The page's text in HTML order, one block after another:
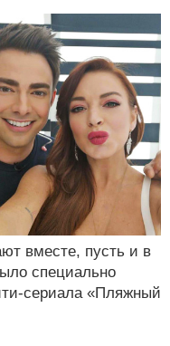
вместе, пусть и в
специально
сериала «Пляжный